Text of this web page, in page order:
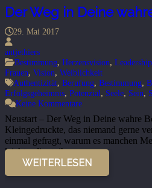
Der Weg in Deine
29. Mai 2017
antjethiers
Bestimmung, Herzensvision, Leadership
Frauen, Vision, Weiblichkeit
Authentizität, Berufung, Bestimmung,
Erfolgsgeheimnis, Potenzial, Seele, Sein,
Keine Kommentare
Neustart – Der Weg in Deine wahre
Kleingedruckte, das niemand gerne
einmal gefragt, warum es manchen
leicht gelingt, ihre…
WEITERLESEN